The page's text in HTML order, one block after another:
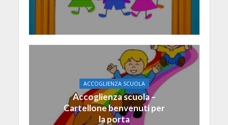
ACCOGLIENZA SCUOLA
Accoglienza scuola –
Cartellone benvenuti per
la porta